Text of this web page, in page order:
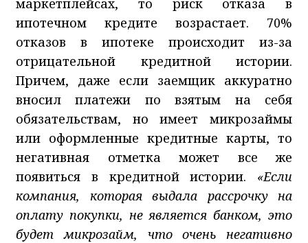
ипотечном кредите возрастает. 70%
отказов в ипотеке происходит из-за
отрицательной кредитной истории.
Причем, даже если заемщик аккуратно
вносил платежи по взятым на себя
обязательствам, но имеет микрозаймы
или оформленные кредитные карты, то
негативная отметка может все же
появиться в кредитной истории. «Если
компания, которая выдала рассрочку на
оплату покупки, не является банком, это
будет микрозайм, что очень негативно